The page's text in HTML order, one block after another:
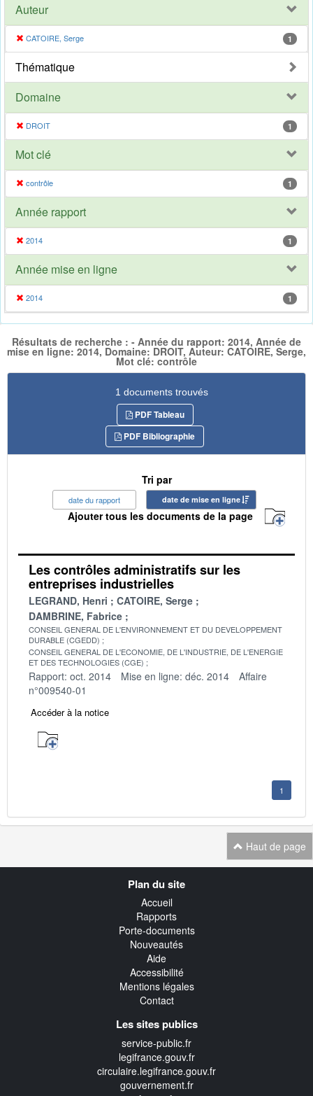
Auteur
CATOIRE, Serge 1
Thématique
Domaine
DROIT 1
Mot clé
contrôle 1
Année rapport
2014 1
Année mise en ligne
2014 1
Résultats de recherche : - Année du rapport: 2014, Année de
mise en ligne: 2014, Domaine: DROIT, Auteur: CATOIRE, Serge,
Mot clé: contrôle
1 documents trouvés
PDF Tableau
PDF Bibliographie
Tri par
date du rapport date de mise en ligne
Ajouter tous les documents de la page
Les contrôles administratifs sur les
entreprises industrielles
LEGRAND, Henri
CATOIRE, Serge
DAMBRINE, Fabrice
CONSEIL GENERAL DE L'ENVIRONNEMENT ET DU DEVELOPPEMENT
DURABLE (CGEDD)
CONSEIL GENERAL DE L'ECONOMIE, DE L'INDUSTRIE, DE L'ENERGIE
ET DES TECHNOLOGIES (CGE)
Rapport: oct. 2014 Mise en ligne: déc. 2014
Affaire
n°009540-01
Accéder à la notice
1
Haut de page
Plan du site
Accueil
Rapports
Porte-documents
Nouveautés
Aide
Accessibilité
Mentions légales
Contact
Les sites publics
service-public.fr
legifrance.gouv.fr
circulaire.legifrance.gouv.fr
gouvernement.fr